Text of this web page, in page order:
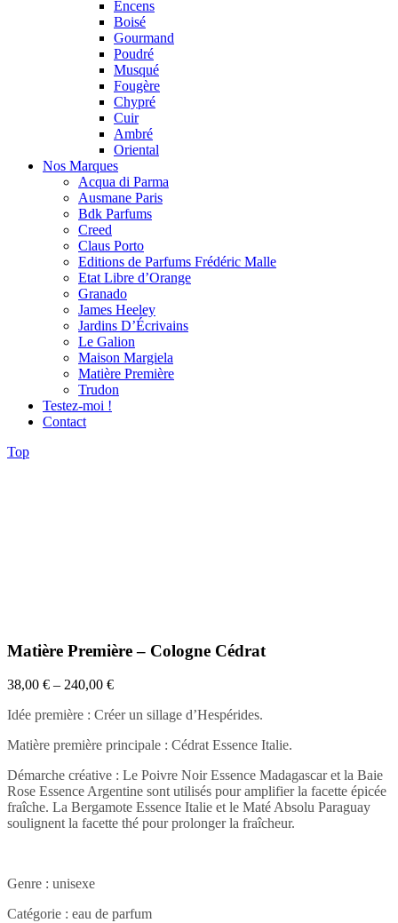
Encens
Boisé
Gourmand
Poudré
Musqué
Fougère
Chypré
Cuir
Ambré
Oriental
Nos Marques
Acqua di Parma
Ausmane Paris
Bdk Parfums
Creed
Claus Porto
Editions de Parfums Frédéric Malle
Etat Libre d’Orange
Granado
James Heeley
Jardins D’Écrivains
Le Galion
Maison Margiela
Matière Première
Trudon
Testez-moi !
Contact
Top
Matière Première – Cologne Cédrat
38,00 € – 240,00 €
Idée première : Créer un sillage d’Hespérides.
Matière première principale : Cédrat Essence Italie.
Démarche créative : Le Poivre Noir Essence Madagascar et la Baie
Rose Essence Argentine sont utilisés pour amplifier la facette épicée
fraîche. La Bergamote Essence Italie et le Maté Absolu Paraguay
soulignent la facette thé pour prolonger la fraîcheur.
Genre : unisexe
Catégorie : eau de parfum